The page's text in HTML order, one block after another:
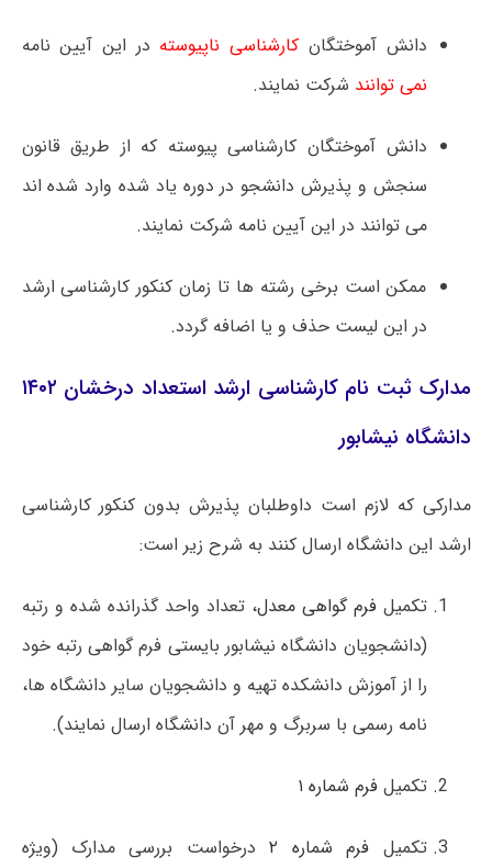
دانش آموختگان کارشناسی ناپیوسته در این آیین نامه
نمی توانند شرکت نمایند.
دانش آموختگان کارشناسی پیوسته که از طریق قانون
سنجش و پذیرش دانشجو در دوره یاد شده وارد شده اند
می توانند در این آیین نامه شرکت نمایند.
ممکن است برخی رشته ها تا زمان کنکور کارشناسی ارشد
در این لیست حذف و یا اضافه گردد.
مدارک ثبت نام کارشناسی ارشد استعداد درخشان ۱۴۰۲
دانشگاه نیشابور
مدارکی که لازم است داوطلبان پذیرش بدون کنکور کارشناسی
ارشد این دانشگاه ارسال کنند به شرح زیر است:
تکمیلفرم گواهی معدل، تعداد واحد گذرانده شده و رتبه
(دانشجویان دانشگاه نیشابور بایستی فرم گواهی رتبه خود
را از آموزش دانشکده تهیه و دانشجویان سایر دانشگاه ها،
نامه رسمی با سربرگ و مهر آن دانشگاه ارسال نمایند).
تکمیلفرم شماره ۱
تکمیل فرم شماره ۲
درخواست بررسی مدارک (ویژه